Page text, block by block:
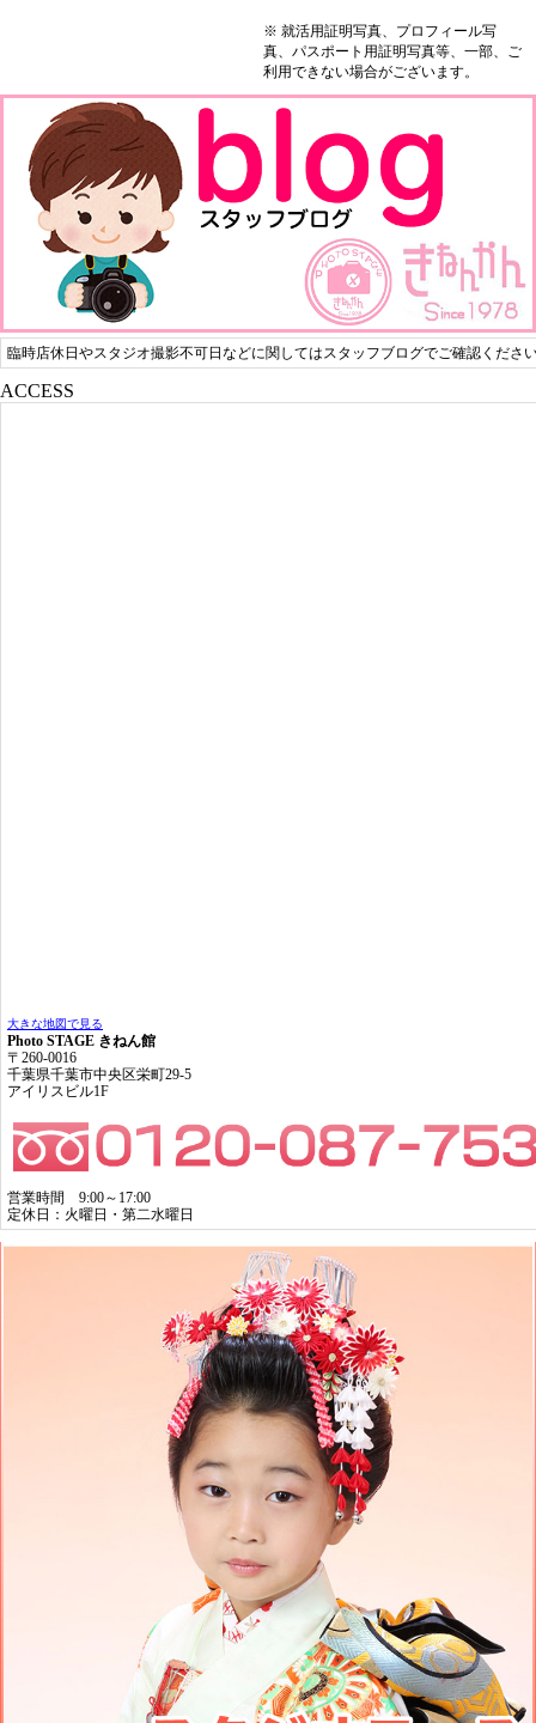
※ 就活用証明写真、プロフィール写
真、パスポート用証明写真等、一部、ご
利用できない場合がございます。
臨時店休日やスタジオ撮影不可日などに関してはスタッフブログでご確認くださ
ACCESS
大きな地図で見る
Photo STAGE きねん館
〒260-0016
千葉県千葉市中央区栄町29-5
アイリスビル1F
営業時間 9:00～17:00
定休日：火曜日・第二水曜日